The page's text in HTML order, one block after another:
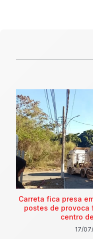
Carreta fica presa
postes de provoca
centro
17/